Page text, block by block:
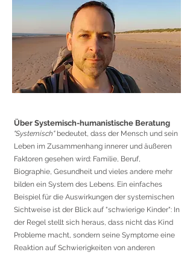
Über Systemisch-humanistische Beratung
"Systemisch"bedeutet, dass der Mensch und sein
Leben im Zusammenhang innerer und äußeren
Faktoren gesehen wird: Familie, Beruf,
Biographie, Gesundheit und vieles andere mehr
bilden ein System des Lebens. Ein einfaches
Beispiel für die Auswirkungen der systemischen
Sichtweise ist der Blick auf "schwierige Kinder": In
der Regel stellt sich heraus, dass nicht das Kind
Probleme macht, sondern seine Symptome eine
Reaktion auf Schwierigkeiten von anderen